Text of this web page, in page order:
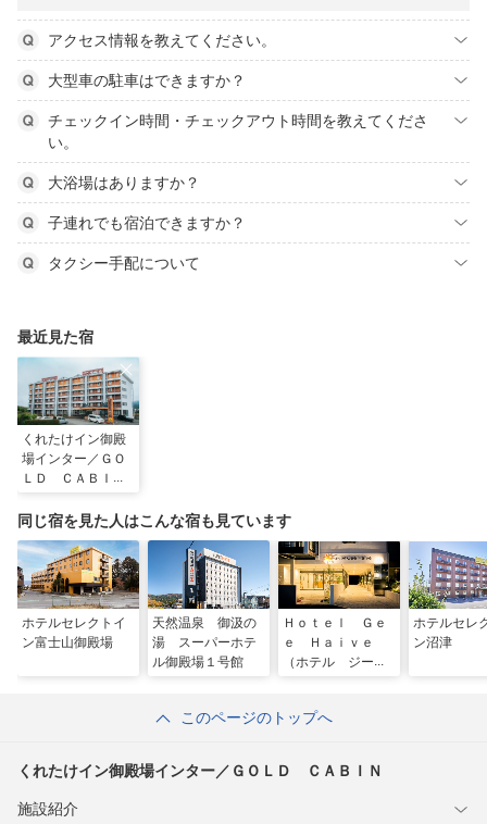
アクセス情報を教えてください。
大型車の駐車はできますか？
チェックイン時間・チェックアウト時間を教えてくださ
い。
大浴場はありますか？
子連れでも宿泊できますか？
タクシー手配について
最近見た宿
くれたけイン御殿
場インター／ＧＯ
ＬＤ ＣＡＢＩＮ
同じ宿を見た人はこんな宿も見ています
ホテルセレクトイ
ン富士山御殿場
天然温泉 御汲の
湯 スーパーホテ
ル御殿場１号館
Ｈｏｔｅｌ Ｇｅ
ｅ Ｈａｉｖｅ
（ホテル ジー
ホテルセレ
ン沼津
このページのトップへ
くれたけイン御殿場インター／ＧＯＬＤ ＣＡＢＩＮ
施設紹介